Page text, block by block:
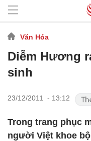
Văn Hóa
Diễm Hương
sinh
23/12/2011 - 13:12
Trong trang phục
người Việt khoe